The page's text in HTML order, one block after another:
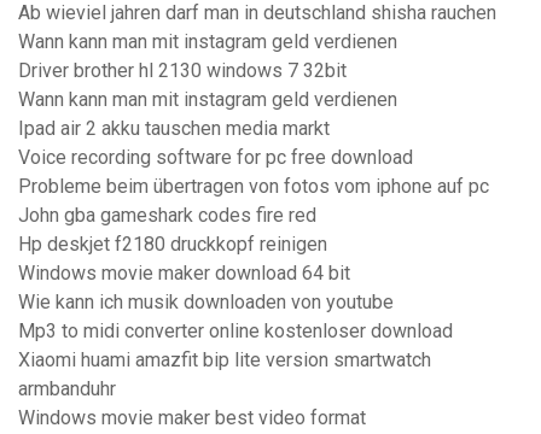
Ab wieviel jahren darf man in deutschland shisha rauchen
Wann kann man mit instagram geld verdienen
Driver brother hl 2130 windows 7 32bit
Wann kann man mit instagram geld verdienen
Ipad air 2 akku tauschen media markt
Voice recording software for pc free download
Probleme beim übertragen von fotos vom iphone auf pc
John gba gameshark codes fire red
Hp deskjet f2180 druckkopf reinigen
Windows movie maker download 64 bit
Wie kann ich musik downloaden von youtube
Mp3 to midi converter online kostenloser download
Xiaomi huami amazfit bip lite version smartwatch
armbanduhr
Windows movie maker best video format